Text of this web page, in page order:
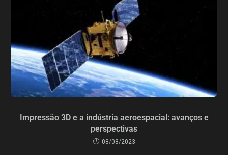
Impressão 3D e a indústria aeroespacial: avanços e
perspectivas
08/08/2023